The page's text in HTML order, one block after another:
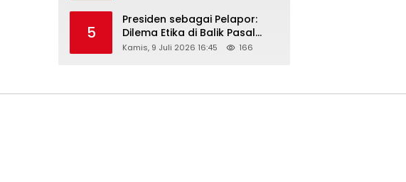
5
Presiden sebagai Pelapor:
Dilema Etika di Balik Pasal
218–220 KUHP
Kamis, 9 Juli 2026 16:45 166